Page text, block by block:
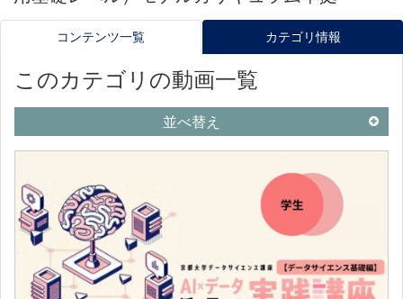
コンテンツ一覧 カテゴリ情報
このカテゴリの動画一覧
並べ替え